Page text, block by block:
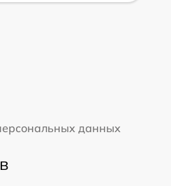
данных